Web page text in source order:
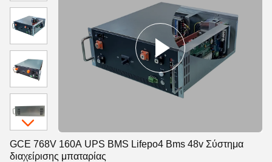
GCE 768V 160A UPS BMS Lifepo4 Bms 48v Σύστημα
διαχείρισης μπαταρίας